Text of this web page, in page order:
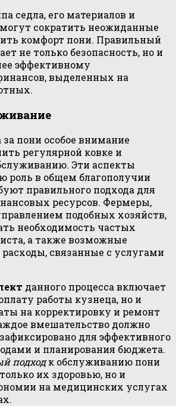
седла, его материалов и
сократить неожиданные
комфорт пони. Правильный
не только безопасность, но и
эффективному
выделенных на
за пони особое внимание
регулярной ковке и
Эти аспекты
роль в общем благополучии
правильного подхода для
ресурсов. Фермеры,
подобных хозяйств,
необходимость частых
а также возможные
связанные с услугами
данного процесса включает
работы кузнеца, но и
на корректировку и ремонт
вмешательство должно
для эффективного
и планирования бюджета.
подходк обслуживанию пони
их здоровью, но и
на медицинских услугах